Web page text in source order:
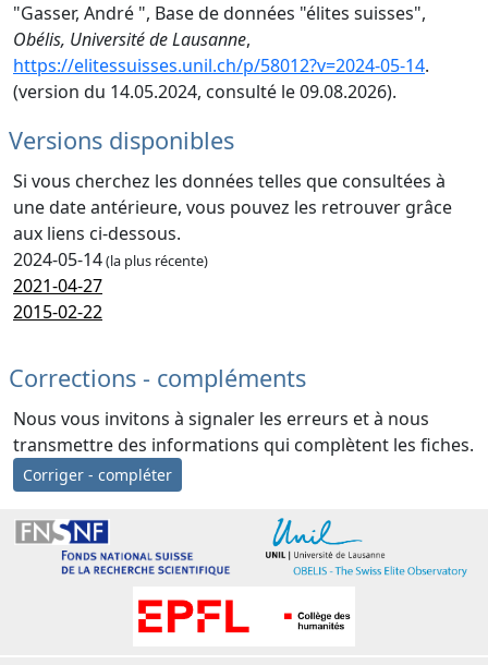
"Gasser, André ", Base de données "élites suisses",
Obélis, Université de Lausanne,
https://elitessuisses.unil.ch/p/58012?v=2024-05-14.
(version du 14.05.2024, consulté le 09.08.2026).
Versions disponibles
Si vous cherchez les données telles que consultées à
une date antérieure, vous pouvez les retrouver grâce
aux liens ci-dessous.
2024-05-14(la plus récente)
2021-04-27
2015-02-22
Corrections - compléments
Nous vous invitons à signaler les erreurs et à nous
transmettre des informations qui complètent les fiches.
Corriger - compléter